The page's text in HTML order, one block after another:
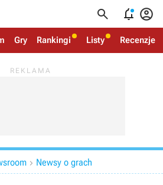
  
Gry Rankingi Listy Recenzje
 Newsy o grach